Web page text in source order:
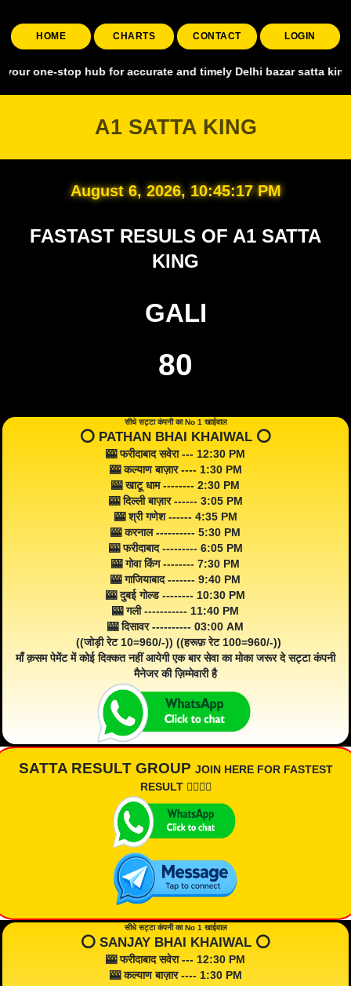
HOME CHARTS CONTACT LOGIN
hub for accurate and timely Delhi bazar satta king,
A1 SATTA KING
August 6, 2026, 10:45:18 PM
FASTAST RESULS OF A1 SATTA
KING
GALI
80
सीधे सट्टा कंपनी का No 1 खाईवाल
⭕️ PATHAN BHAI KHAIWAL ⭕️
🎰 फरीदाबाद सवेरा --- 12:30 PM
🎰 कल्याण बाज़ार ---- 1:30 PM
🎰 खाटू धाम -------- 2:30 PM
🎰 दिल्ली बाज़ार ------ 3:05 PM
🎰 श्री गणेश ------ 4:35 PM
🎰 करनाल ---------- 5:30 PM
🎰 फरीदाबाद --------- 6:05 PM
🎰 गोवा किंग -------- 7:30 PM
🎰 गाजियाबाद ------- 9:40 PM
🎰 दुबई गोल्ड -------- 10:30 PM
🎰 गली ----------- 11:40 PM
🎰 दिसावर ---------- 03:00 AM
((जोड़ी रेट 10=960/-)) ((हरूफ़ रेट 100=960/-))
माँ क़सम पेमेंट में कोई दिक्कत नहीं आयेगी एक बार सेवा का मोका जरूर दे सट्टा कंपनी
मैनेजर की ज़िम्मेवारी है
SATTA RESULT GROUP JOIN HERE FOR FASTEST
RESULT 👇🏾👇🏾
सीधे सट्टा कंपनी का No 1 खाईवाल
⭕️ SANJAY BHAI KHAIWAL ⭕️
🎰 फरीदाबाद सवेरा --- 12:30 PM
🎰 कल्याण बाज़ार ---- 1:30 PM